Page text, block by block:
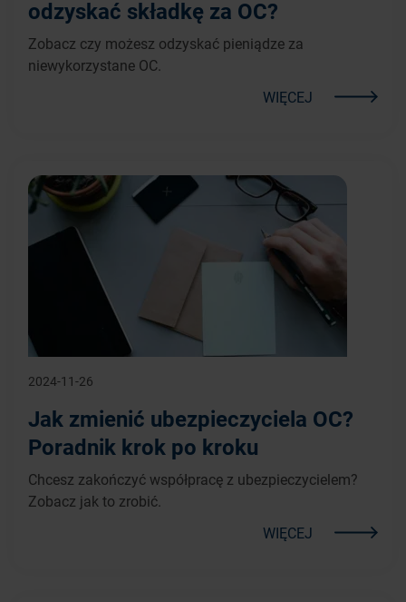
odzyskać składkę za OC?
Zobacz czy możesz odzyskać pieniądze za
niewykorzystane OC.
WIĘCEJ
2024-11-26
Jak zmienić ubezpieczyciela OC?
Poradnik krok po kroku
Chcesz zakończyć współpracę z ubezpieczycielem?
Zobacz jak to zrobić.
WIĘCEJ